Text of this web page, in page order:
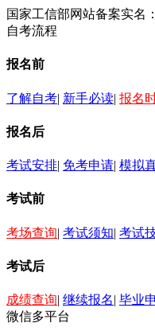
国家工信部网站备案实名
自考流程
报名前
了解自考| 新手必读| 报名
报名后
考试安排| 免考申请| 模拟
考试前
考场查询| 考试须知| 考试
考试后
成绩查询| 继续报名| 毕业
微信多平台